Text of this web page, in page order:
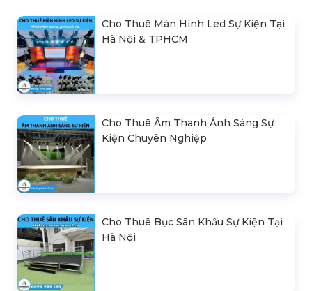
Cho Thuê Màn Hình Led Sự Kiện Tại
Hà Nội & TPHCM
Cho Thuê Âm Thanh Ánh Sáng Sự
Kiện Chuyên Nghiệp
Cho Thuê Bục Sân Khấu Sự Kiện Tại
Hà Nội